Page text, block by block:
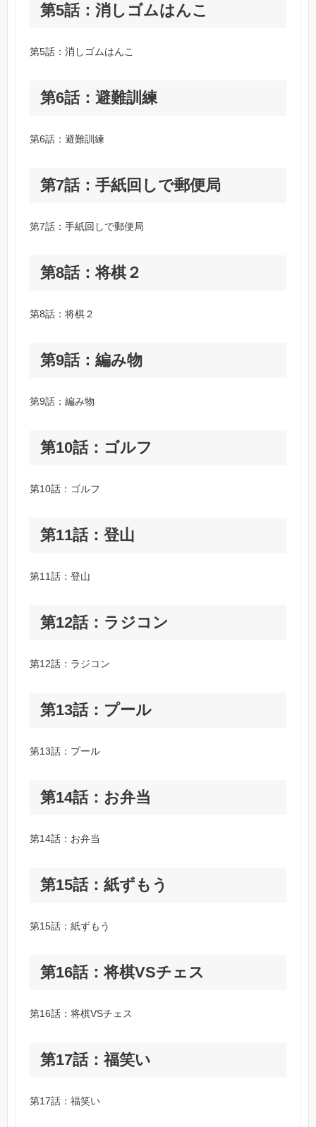
第5話：消しゴムはんこ
第5話：消しゴムはんこ
第6話：避難訓練
第6話：避難訓練
第7話：手紙回しで郵便局
第7話：手紙回しで郵便局
第8話：将棋２
第8話：将棋２
第9話：編み物
第9話：編み物
第10話：ゴルフ
第10話：ゴルフ
第11話：登山
第11話：登山
第12話：ラジコン
第12話：ラジコン
第13話：プール
第13話：プール
第14話：お弁当
第14話：お弁当
第15話：紙ずもう
第15話：紙ずもう
第16話：将棋VSチェス
第16話：将棋VSチェス
第17話：福笑い
第17話：福笑い